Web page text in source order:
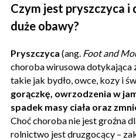
Czym jest pryszczyca i
duże obawy?
Pryszczyca (ang. Foot and
choroba wirusowa dotykająca
takie jak bydło, owce, kozy i
gorączkę, owrzodzenia w
spadek masy ciała oraz
Choć choroba nie jest groźna
rolnictwo jest druzgocący –